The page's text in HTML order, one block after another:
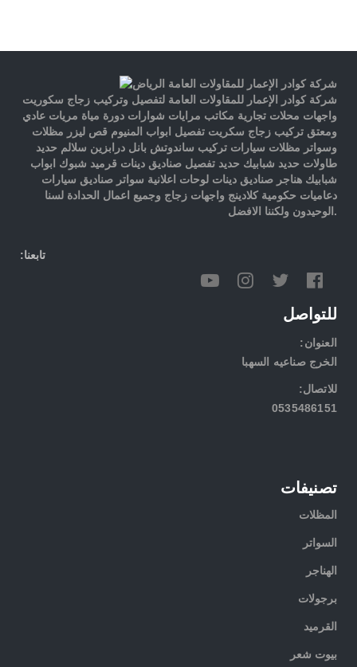
شركة كوادر الإعمار للمقاولات العامة لتفصيل وتركيب زجاج سكوريت
واجهات محلات تجارية مكاتب مرايات شوارات دورة مياة مريات عادي
ومعتق تركيب زجاج سكريت تفصيل ابواب المنيوم قص ليزر مظلات
وسواتر مظلات سيارات تركيب ساندوتش بانل درابزين سلالم حديد
طاولات حديد شبابيك حديد تفصيل صناديق دينات قرميد شبوك ابواب
شبابيك هناجر صناديق دينات لوحات اعلانية سواتر صناديق سيارات
دعاميات حكومية كلادينج واجهات زجاج وجميع اعمال الحدادة لسنا
الوحيدون ولكننا الافضل.
:تابعنا
للتواصل
:العنوان
الخرج صناعيه السهبا
:للاتصال
0535486151
تصنيفات
المظلات
السواتر
الهناجر
برجولات
القرميد
بيوت شعر